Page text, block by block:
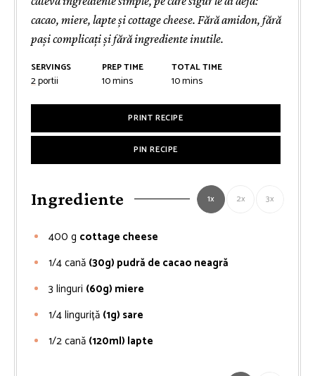
cacao, miere, lapte și cottage cheese. Fără amidon, fără
pași complicați și fără ingrediente inutile.
SERVINGS
2portii
PREP TIME
10minutes
mins
TOTAL TIME
10minutes
mins
PRINT RECIPE
PIN RECIPE
Ingrediente 1x 2x 3x
400 g cottage cheese
1/4cană (30g) pudră de cacao neagră
3 linguri (60g) miere
1/4linguriță (1g) sare
1/2cană (120ml) lapte